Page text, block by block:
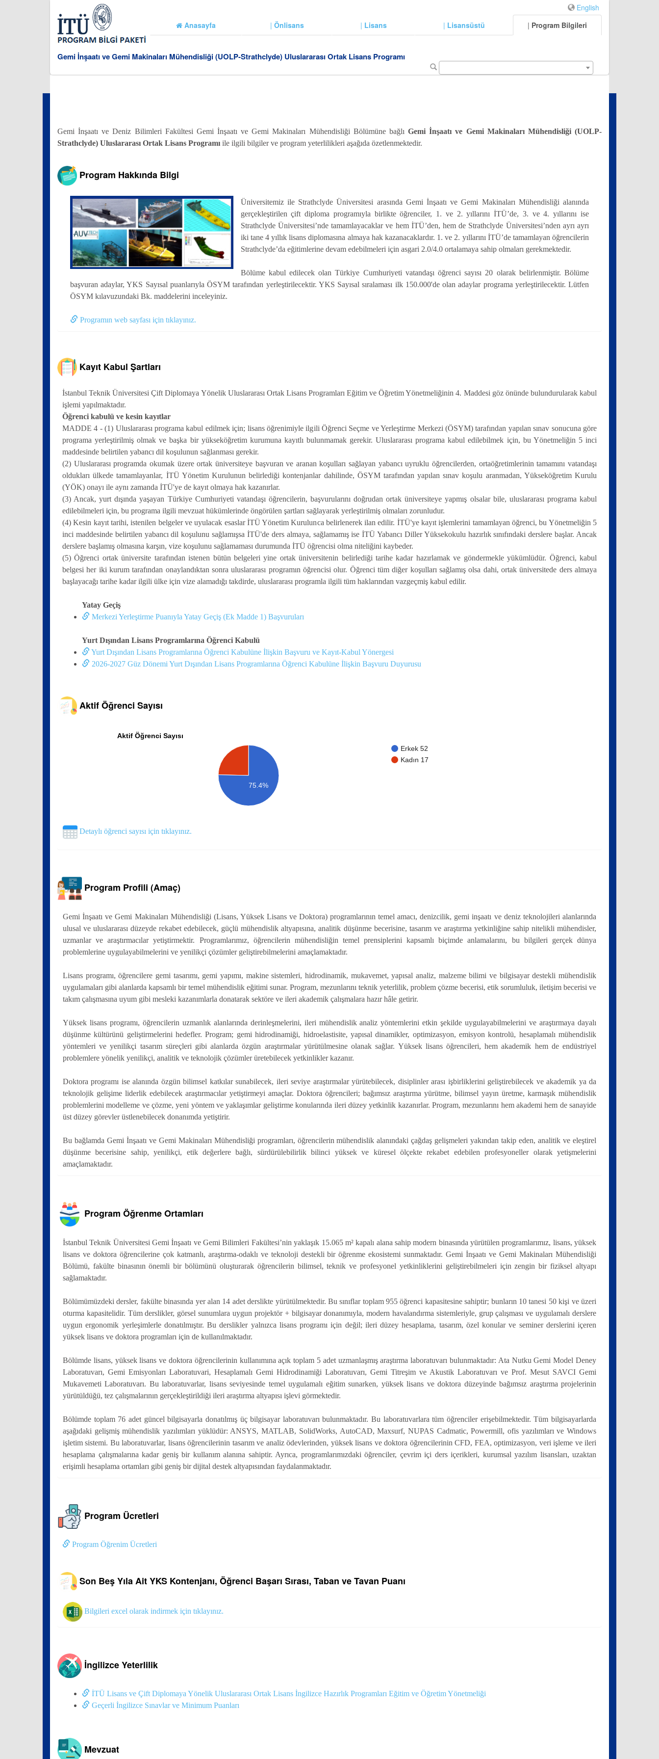
English
Anasayfa
| Önlisans | Lisans | Lisansüstü | Program Bilgileri
Gemi İnşaatı ve Gemi Makinaları Mühendisliği (UOLP-Strathclyde) Uluslararası Ortak Lisans Programı
Gemi İnşaatı ve Deniz Bilimleri Fakültesi Gemi İnşaatı ve Gemi Makinaları Mühendisliği Bölümüne bağlıGemi İnşaatı ve Gemi Makinaları Mühendisliği (UOLP-
Strathclyde) Uluslararası Ortak Lisans Programı ile ilgili bilgiler ve program yeterlilikleri aşağıda özetlenmektedir.
Program Hakkında Bilgi
Üniversitemiz ile Strathclyde Üniversitesi arasında Gemi İnşaatı ve Gemi Makinaları Mühendisliği alanında
gerçekleştirilen çift diploma programıyla birlikte öğrenciler, 1. ve 2. yıllarını İTÜ’de, 3. ve 4. yıllarını ise
Strathclyde Üniversitesi’nde tamamlayacaklar ve hem İTÜ’den, hem de Strathclyde Üniversitesi’nden ayrı ayrı
iki tane 4 yıllık lisans diplomasına almaya hak kazanacaklardır. 1. ve 2. yıllarını İTÜ’de tamamlayan öğrencilerin
Strathclyde’da eğitimlerine devam edebilmeleri için asgari 2.0/4.0 ortalamaya sahip olmaları gerekmektedir.
Bölüme kabul edilecek olan Türkiye Cumhuriyeti vatandaşı öğrenci sayısı 20 olarak belirlenmiştir. Bölüme
başvuran adaylar, YKS Sayısal puanlarıyla ÖSYM tarafından yerleştirilecektir. YKS Sayısal sıralaması ilk 150.000'de olan adaylar programa yerleştirilecektir. Lütfen
ÖSYM kılavuzundaki Bk. maddelerini inceleyiniz.
Programın web sayfası için tıklayınız.
Kayıt Kabul Şartları
İstanbul Teknik Üniversitesi Çift Diplomaya Yönelik Uluslararası Ortak Lisans Programları Eğitim ve Öğretim Yönetmeliğinin 4. Maddesi göz önünde bulundurularak kabul
işlemi yapılmaktadır.
Öğrenci kabulü ve kesin kayıtlar
MADDE 4 - (1) Uluslararası programa kabul edilmek için; lisans öğrenimiyle ilgili Öğrenci Seçme ve Yerleştirme Merkezi (ÖSYM) tarafından yapılan sınav sonucuna göre
programa yerleştirilmiş olmak ve başka bir yükseköğretim kurumuna kayıtlı bulunmamak gerekir. Uluslararası programa kabul edilebilmek için, bu Yönetmeliğin 5 inci
maddesinde belirtilen yabancı dil koşulunun sağlanması gerekir.
(2) Uluslararası programda okumak üzere ortak üniversiteye başvuran ve aranan koşulları sağlayan yabancı uyruklu öğrencilerden, ortaöğretimlerinin tamamını vatandaşı
oldukları ülkede tamamlayanlar, İTÜ Yönetim Kurulunun belirlediği kontenjanlar dahilinde, ÖSYM tarafından yapılan sınav koşulu aranmadan, Yükseköğretim Kurulu
(YÖK) onayı ile aynı zamanda İTÜ'ye de kayıt olmaya hak kazanırlar.
(3) Ancak, yurt dışında yaşayan Türkiye Cumhuriyeti vatandaşı öğrencilerin, başvurularını doğrudan ortak üniversiteye yapmış olsalar bile, uluslararası programa kabul
edilebilmeleri için, bu programa ilgili mevzuat hükümlerinde öngörülen şartları sağlayarak yerleştirilmiş olmaları zorunludur.
(4) Kesin kayıt tarihi, istenilen belgeler ve uyulacak esaslar İTÜ Yönetim Kurulunca belirlenerek ilan edilir. İTÜ'ye kayıt işlemlerini tamamlayan öğrenci, bu Yönetmeliğin 5
inci maddesinde belirtilen yabancı dil koşulunu sağlamışsa İTÜ'de ders almaya, sağlamamış ise İTÜ Yabancı Diller Yüksekokulu hazırlık sınıfındaki derslere başlar. Ancak
derslere başlamış olmasına karşın, vize koşulunu sağlamaması durumunda İTÜ öğrencisi olma niteliğini kaybeder.
(5) Öğrenci ortak üniversite tarafından istenen bütün belgeleri yine ortak üniversitenin belirlediği tarihe kadar hazırlamak ve göndermekle yükümlüdür. Öğrenci, kabul
belgesi her iki kurum tarafından onaylandıktan sonra uluslararası programın öğrencisi olur. Öğrenci tüm diğer koşulları sağlamış olsa dahi, ortak üniversitede ders almaya
başlayacağı tarihe kadar ilgili ülke için vize alamadığı takdirde, uluslararası programla ilgili tüm haklarından vazgeçmiş kabul edilir.
Yatay Geçiş
Merkezi Yerleştirme Puanıyla Yatay Geçiş (Ek Madde 1) Başvuruları
Yurt Dışından Lisans Programlarına Öğrenci Kabulü
Yurt Dışından Lisans Programlarına Öğrenci Kabulüne İlişkin Başvuru ve Kayıt-Kabul Yönergesi
2026-2027 Güz Dönemi Yurt Dışından Lisans Programlarına Öğrenci Kabulüne İlişkin Başvuru Duyurusu
Aktif Öğrenci Sayısı
Aktif Öğrenci Sayısı
Erkek 52
Kadın 17
75.4%
Detaylı öğrenci sayısı için tıklayınız.
Program Profili (Amaç)
Gemi İnşaatı ve Gemi Makinaları Mühendisliği (Lisans, Yüksek Lisans ve Doktora) programlarının temel amacı, denizcilik, gemi inşaatı ve deniz teknolojileri alanlarında
ulusal ve uluslararası düzeyde rekabet edebilecek, güçlü mühendislik altyapısına, analitik düşünme becerisine, tasarım ve araştırma yetkinliğine sahip nitelikli mühendisler,
uzmanlar ve araştırmacılar yetiştirmektir. Programlarımız, öğrencilerin mühendisliğin temel prensiplerini kapsamlı biçimde anlamalarını, bu bilgileri gerçek dünya
problemlerine uygulayabilmelerini ve yenilikçi çözümler geliştirebilmelerini amaçlamaktadır.
Lisans programı, öğrencilere gemi tasarımı, gemi yapımı, makine sistemleri, hidrodinamik, mukavemet, yapısal analiz, malzeme bilimi ve bilgisayar destekli mühendislik
uygulamaları gibi alanlarda kapsamlı bir temel mühendislik eğitimi sunar. Program, mezunlarını teknik yeterlilik, problem çözme becerisi, etik sorumluluk, iletişim becerisi ve
takım çalışmasına uyum gibi mesleki kazanımlarla donatarak sektöre ve ileri akademik çalışmalara hazır hâle getirir.
Yüksek lisans programı, öğrencilerin uzmanlık alanlarında derinleşmelerini, ileri mühendislik analiz yöntemlerini etkin şekilde uygulayabilmelerini ve araştırmaya dayalı
düşünme kültürünü geliştirmelerini hedefler. Program; gemi hidrodinamiği, hidroelastisite, yapısal dinamikler, optimizasyon, emisyon kontrolü, hesaplamalı mühendislik
yöntemleri ve yenilikçi tasarım süreçleri gibi alanlarda özgün araştırmalar yürütülmesine olanak sağlar. Yüksek lisans öğrencileri, hem akademik hem de endüstriyel
problemlere yönelik yenilikçi, analitik ve teknolojik çözümler üretebilecek yetkinlikler kazanır.
Doktora programı ise alanında özgün bilimsel katkılar sunabilecek, ileri seviye araştırmalar yürütebilecek, disiplinler arası işbirliklerini geliştirebilecek ve akademik ya da
teknolojik gelişime liderlik edebilecek araştırmacılar yetiştirmeyi amaçlar. Doktora öğrencileri; bağımsız araştırma yürütme, bilimsel yayın üretme, karmaşık mühendislik
problemlerini modelleme ve çözme, yeni yöntem ve yaklaşımlar geliştirme konularında ileri düzey yetkinlik kazanırlar. Program, mezunlarını hem akademi hem de sanayide
üst düzey görevler üstlenebilecek donanımda yetiştirir.
Bu bağlamda Gemi İnşaatı ve Gemi Makinaları Mühendisliği programları, öğrencilerin mühendislik alanındaki çağdaş gelişmeleri yakından takip eden, analitik ve eleştirel
düşünme becerisine sahip, yenilikçi, etik değerlere bağlı, sürdürülebilirlik bilinci yüksek ve küresel ölçekte rekabet edebilen profesyoneller olarak yetişmelerini
amaçlamaktadır.
Program Öğrenme Ortamları
İstanbul Teknik Üniversitesi Gemi İnşaatı ve Gemi Bilimleri Fakültesi’nin yaklaşık 15.065 m² kapalı alana sahip modern binasında yürütülen programlarımız, lisans, yüksek
lisans ve doktora öğrencilerine çok katmanlı, araştırma-odaklı ve teknoloji destekli bir öğrenme ekosistemi sunmaktadır. Gemi İnşaatı ve Gemi Makinaları Mühendisliği
Bölümü, fakülte binasının önemli bir bölümünü oluşturarak öğrencilerin bilimsel, teknik ve profesyonel yetkinliklerini geliştirebilmeleri için zengin bir fiziksel altyapı
sağlamaktadır.
Bölümümüzdeki dersler, fakülte binasında yer alan 14 adet derslikte yürütülmektedir. Bu sınıflar toplam 955 öğrenci kapasitesine sahiptir; bunların 10 tanesi 50 kişi ve üzeri
oturma kapasitelidir. Tüm derslikler, görsel sunumlara uygun projektör + bilgisayar donanımıyla, modern havalandırma sistemleriyle, grup çalışması ve uygulamalı derslere
uygun ergonomik yerleşimlerle donatılmıştır. Bu derslikler yalnızca lisans programı için değil; ileri düzey hesaplama, tasarım, özel konular ve seminer derslerini içeren
yüksek lisans ve doktora programları için de kullanılmaktadır.
Bölümde lisans, yüksek lisans ve doktora öğrencilerinin kullanımına açık toplam 5 adet uzmanlaşmış araştırma laboratuvarı bulunmaktadır: Ata Nutku Gemi Model Deney
Laboratuvarı, Gemi Emisyonları Laboratuvari, Hesaplamalı Gemi Hidrodinamiği Laboratuvarı, Gemi Titreşim ve Akustik Laboratuvarı ve Prof. Mesut SAVCI Gemi
Mukavemeti Laboratuvarı. Bu laboratuvarlar, lisans seviyesinde temel uygulamalı eğitim sunarken, yüksek lisans ve doktora düzeyinde bağımsız araştırma projelerinin
yürütüldüğü, tez çalışmalarının gerçekleştirildiği ileri araştırma altyapısı işlevi görmektedir.
Bölümde toplam 76 adet güncel bilgisayarla donatılmış üç bilgisayar laboratuvarı bulunmaktadır. Bu laboratuvarlara tüm öğrenciler erişebilmektedir. Tüm bilgisayarlarda
aşağıdaki gelişmiş mühendislik yazılımları yüklüdür: ANSYS, MATLAB, SolidWorks, AutoCAD, Maxsurf, NUPAS Cadmatic, Powermill, ofis yazılımları ve Windows
işletim sistemi. Bu laboratuvarlar, lisans öğrencilerinin tasarım ve analiz ödevlerinden, yüksek lisans ve doktora öğrencilerinin CFD, FEA, optimizasyon, veri işleme ve ileri
hesaplama çalışmalarına kadar geniş bir kullanım alanına sahiptir. Ayrıca, programlarımızdaki öğrenciler, çevrim içi ders içerikleri, kurumsal yazılım lisansları, uzaktan
erişimli hesaplama ortamları gibi geniş bir dijital destek altyapısından faydalanmaktadır.
Program Ücretleri
Program Öğrenim Ücretleri
Son Beş Yıla Ait YKS Kontenjanı, Öğrenci Başarı Sırası, Taban ve Tavan Puanı
Bilgileri excel olarak indirmek için tıklayınız.
İngilizce Yeterlilik
İTÜ Lisans ve Çift Diplomaya Yönelik Uluslararası Ortak Lisans İngilizce Hazırlık Programları Eğitim ve Öğretim Yönetmeliği
Geçerli İngilizce Sınavlar ve Minimum Puanları
Mevzuat